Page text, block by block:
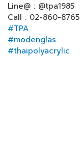
Line@ : @tpa1985
Call : 02-860-8765
#TPA
#modenglas
#thaipolyacrylic